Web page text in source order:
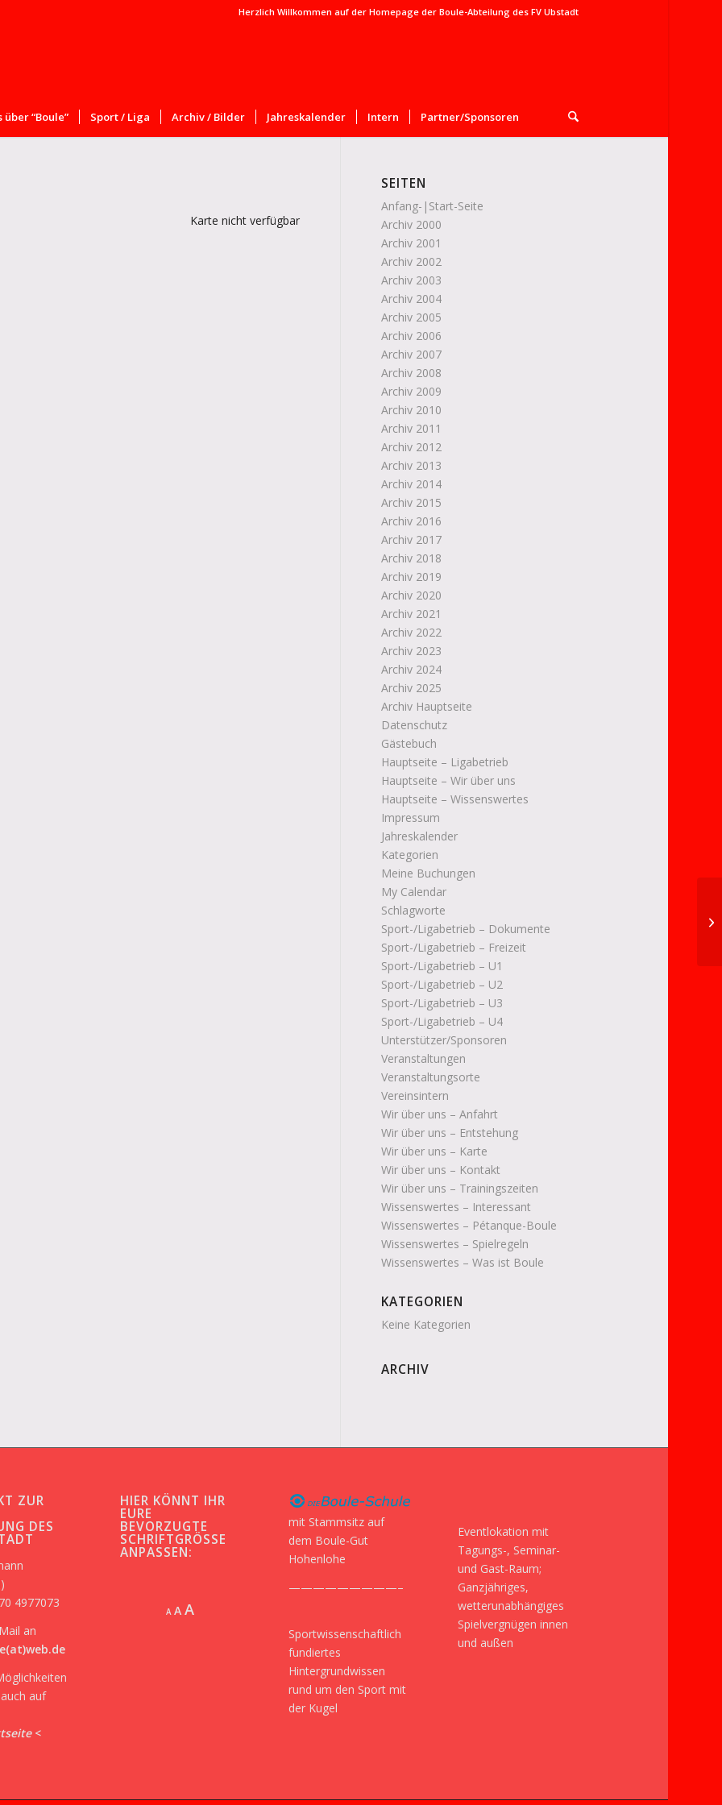
Herzlich Willkommen auf der Homepage der Boule-Abteilung des FV Ubstadt
“Boule” Sport / Liga Archiv / Bilder Jahreskalender Intern Partner/Sponsoren
Karte nicht verfügbar
SEITEN
Anfang-|Start-Seite
Archiv 2000
Archiv 2001
Archiv 2002
Archiv 2003
Archiv 2004
Archiv 2005
Archiv 2006
Archiv 2007
Archiv 2008
Archiv 2009
Archiv 2010
Archiv 2011
Archiv 2012
Archiv 2013
Archiv 2014
Archiv 2015
Archiv 2016
Archiv 2017
Archiv 2018
Archiv 2019
Archiv 2020
Archiv 2021
Archiv 2022
Archiv 2023
Archiv 2024
Archiv 2025
Archiv Hauptseite
Datenschutz
Gästebuch
Hauptseite – Ligabetrieb
Hauptseite – Wir über uns
Hauptseite – Wissenswertes
Impressum
Jahreskalender
Kategorien
Meine Buchungen
My Calendar
Schlagworte
Sport-/Ligabetrieb – Dokumente
Sport-/Ligabetrieb – Freizeit
Sport-/Ligabetrieb – U1
Sport-/Ligabetrieb – U2
Sport-/Ligabetrieb – U3
Sport-/Ligabetrieb – U4
Unterstützer/Sponsoren
Veranstaltungen
Veranstaltungsorte
Vereinsintern
Wir über uns – Anfahrt
Wir über uns – Entstehung
Wir über uns – Karte
Wir über uns – Kontakt
Wir über uns – Trainingszeiten
Wissenswertes – Interessant
Wissenswertes – Pétanque-Boule
Wissenswertes – Spielregeln
Wissenswertes – Was ist Boule
KATEGORIEN
Keine Kategorien
ARCHIV
ZUR
DES
4977073
an
auf
<
HIER KÖNNT IHR
EURE
BEVORZUGTE
SCHRIFTGRÖSSE A
NPASSEN:
A Decrease
AReset
AIncrease
mit Stammsitz auf
dem Boule-Gut
Hohenlohe
—————————–
Sportwissenschaftlich
fundiertes
Hintergrundwissen
rund um den Sport mit
der Kugel
Eventlokation mit
Tagungs-, Seminar-
und Gast-Raum;
Ganzjähriges,
wetterunabhängiges
Spielvergnügen innen
und außen